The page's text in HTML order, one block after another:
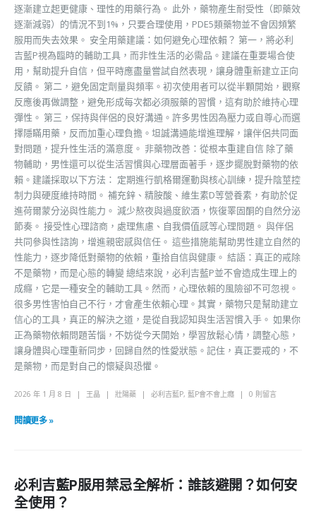
逐漸建立起更健康、理性的用藥行為。 此外，藥物產生耐受性（即藥效
逐漸減弱）的情況不到1%，只要合理使用，PDE5類藥物並不會因頻繁
服用而失去效果。 安全用藥建議：如何避免心理依賴？ 第一，將必利
吉藍P視為臨時的輔助工具，而非性生活的必需品。建議在重要場合使
用，幫助提升自信，但平時應盡量嘗試自然表現，讓身體重新建立正向
反饋。 第二，避免固定劑量與頻率。初次使用者可以從半顆開始，觀察
反應後再做調整，避免形成每次都必須服藥的習慣，這有助於維持心理
彈性。 第三，保持與伴侶的良好溝通。許多男性因為壓力或自尊心而選
擇隱瞞用藥，反而加重心理負擔。坦誠溝通能增進理解，讓伴侶共同面
對問題，提升性生活的滿意度。 非藥物改善：從根本重建自信 除了藥
物輔助，男性還可以從生活習慣與心理層面著手，逐步擺脫對藥物的依
賴。建議採取以下方法： 定期進行凱格爾運動與核心訓練，提升陰莖控
制力與硬度維持時間。 補充鋅、精胺酸、維生素D等營養素，有助於促
進荷爾蒙分泌與性能力。 減少熬夜與過度飲酒，恢復睪固酮的自然分泌
節奏。 接受性心理諮商，處理焦慮、自我價值感等心理問題。 與伴侶
共同參與性諮詢，增進親密感與信任。 這些措施能幫助男性建立自然的
性能力，逐步降低對藥物的依賴，重拾自信與健康。 結語：真正的戒除
不是藥物，而是心態的轉變 總結來說，必利吉藍P並不會造成生理上的
成癮，它是一種安全的輔助工具。然而，心理依賴的風險卻不可忽視。
很多男性害怕自己不行，才會產生依賴心理。其實，藥物只是幫助建立
信心的工具，真正的解決之道，是從自我認知與生活習慣入手。 如果你
正為藥物依賴問題苦惱，不妨從今天開始，學習放鬆心情，調整心態，
讓身體與心理重新同步，回歸自然的性愛狀態。記住，真正要戒的，不
是藥物，而是對自己的懷疑與恐懼。
2026 年 1 月 8 日 王晶 壯陽藥 必利吉藍P, 藍P會不會上癮 0 則留言
閱讀更多 »
必利吉藍P服用禁忌全解析：誰該避開？如何安
全使用？